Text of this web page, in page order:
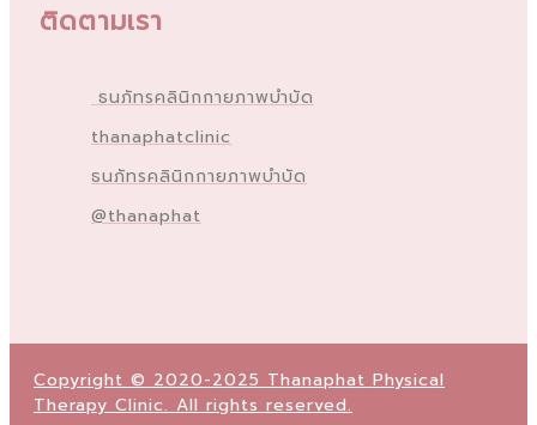
ติดตามเรา
ธนภัทรคลินิกกายภาพบำบัด
thanaphatclinic
ธนภัทรคลินิกกายภาพบำบัด
@thanaphat
Copyright © 2020-2025 Thanaphat Physical
Therapy Clinic. All rights reserved.